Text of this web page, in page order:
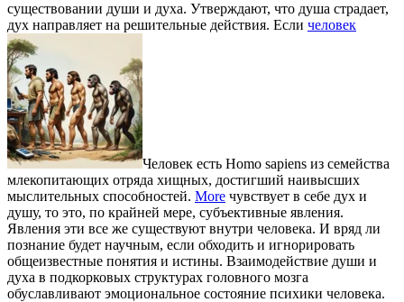
существовании души и духа. Утверждают, что душа страдает,
дух направляет на решительные действия. Если человек
Человек есть Homo sapiens из семейства
млекопитающих отряда хищных, достигший наивысших
мыслительных способностей. More чувствует в себе дух и
душу, то это, по крайней мере, субъективные явления.
Явления эти все же существуют внутри человека. И вряд ли
познание будет научным, если обходить и игнорировать
общеизвестные понятия и истины. Взаимодействие души и
духа в подкорковых структурах головного мозга
обуславливают эмоциональное состояние психики человека.